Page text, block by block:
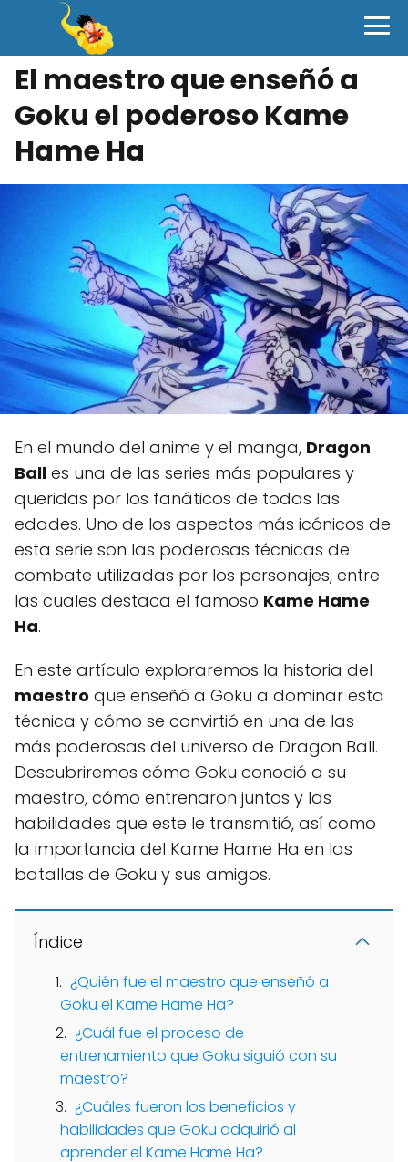
El maestro que enseñó a
Goku el poderoso Kame
Hame Ha
En el mundo del anime y el manga, Dragon
Ball es una de las series más populares y
queridas por los fanáticos de todas las
edades. Uno de los aspectos más icónicos de
esta serie son las poderosas técnicas de
combate utilizadas por los personajes, entre
las cuales destaca el famoso Kame Hame
Ha.
En este artículo exploraremos la historia del
maestro que enseñó a Goku a dominar esta
técnica y cómo se convirtió en una de las
más poderosas del universo de Dragon Ball.
Descubriremos cómo Goku conoció a su
maestro, cómo entrenaron juntos y las
habilidades que este le transmitió, así como
la importancia del Kame Hame Ha en las
batallas de Goku y sus amigos.
Índice
¿Quién fue el maestro que enseñó a
Goku el Kame Hame Ha?
¿Cuál fue el proceso de
entrenamiento que Goku siguió con su
maestro?
¿Cuáles fueron los beneficios y
habilidades que Goku adquirió al
aprender el Kame Hame Ha?